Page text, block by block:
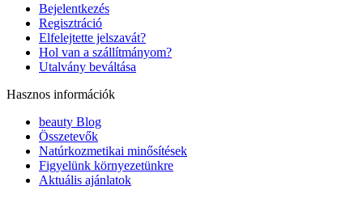
Bejelentkezés
Regisztráció
Elfelejtette jelszavát?
Hol van a szállítmányom?
Utalvány beváltása
Hasznos információk
beauty Blog
Összetevők
Natúrkozmetikai minősítések
Figyelünk környezetünkre
Aktuális ajánlatok